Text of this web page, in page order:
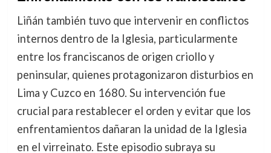
Liñán también tuvo que intervenir en conflictos
internos dentro de la Iglesia, particularmente
entre los franciscanos de origen criollo y
peninsular, quienes protagonizaron disturbios en
Lima y Cuzco en 1680. Su intervención fue
crucial para restablecer el orden y evitar que los
enfrentamientos dañaran la unidad de la Iglesia
en el virreinato. Este episodio subraya su